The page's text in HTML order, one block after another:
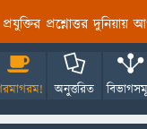
প্রশ্নোত্তর দুনিয়ায়
অনুত্তরিত